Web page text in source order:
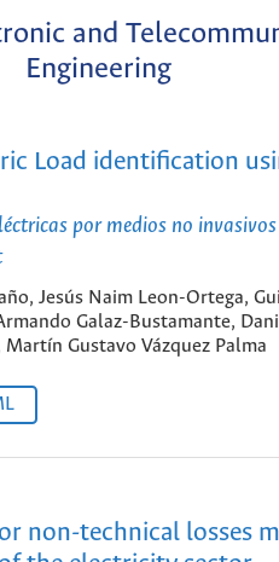
and
Engineering
Load identification
por medios no
Jesús Naim Leon-Ortega,
Galaz-Bustamante,
Gustavo Vázquez Palma
non-technical losses